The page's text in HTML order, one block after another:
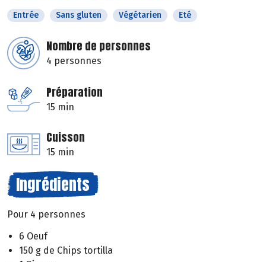
Entrée Sans gluten Végétarien Eté
Nombre de personnes
4 personnes
Préparation
15 min
Cuisson
15 min
Ingrédients
Pour 4 personnes
6 Oeuf
150 g de Chips tortilla